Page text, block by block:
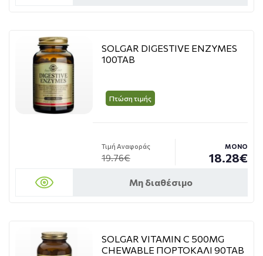
SOLGAR DIGESTIVE ENZYMES
100TAB
Πτώση τιμής
Τιμή Αναφοράς
19.76€
ΜΟΝΟ
18.28€
Μη διαθέσιμο
SOLGAR VITAMIN C 500MG
CHEWABLE ΠΟΡΤΟΚΑΛΙ 90TAB